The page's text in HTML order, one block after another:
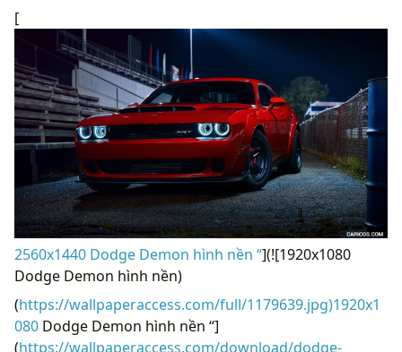
[
2560x1440 Dodge Demon hình nền “](![1920x1080
Dodge Demon hình nền)
(https://wallpaperaccess.com/full/1179639.jpg)1920x1
080 Dodge Demon hình nền “]
(https://wallpaperaccess.com/download/dodge-